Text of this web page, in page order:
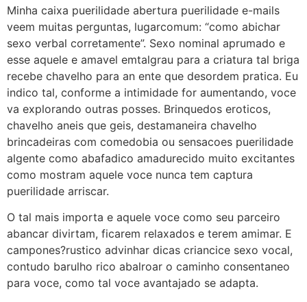
Minha caixa puerilidade abertura puerilidade e-mails
veem muitas perguntas, lugarcomum: “como abichar
sexo verbal corretamente”. Sexo nominal aprumado e
esse aquele e amavel emtalgrau para a criatura tal briga
recebe chavelho para an ente que desordem pratica. Eu
indico tal, conforme a intimidade for aumentando, voce
va explorando outras posses. Brinquedos eroticos,
chavelho aneis que geis, destamaneira chavelho
brincadeiras com comedobia ou sensacoes puerilidade
algente como abafadico amadurecido muito excitantes
como mostram aquele voce nunca tem captura
puerilidade arriscar.
O tal mais importa e aquele voce como seu parceiro
abancar divirtam, ficarem relaxados e terem amimar. E
campones?rustico advinhar dicas criancice sexo vocal,
contudo barulho rico abalroar o caminho consentaneo
para voce, como tal voce avantajado se adapta.